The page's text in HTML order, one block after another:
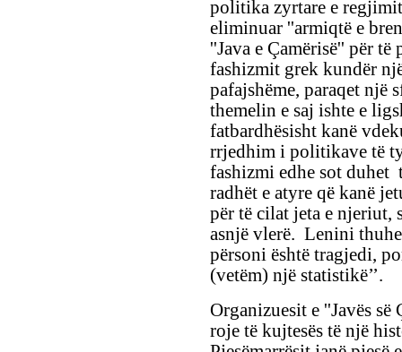
politika zyrtare e
eliminuar ''armiqtë e
''Java e Çamërisë'' për
fashizmit grek kundër
pafajshëme, paraqet një
themelin e saj ishte e
fatbardhësisht kanë
rrjedhim i politikave të
fashizmi edhe sot duhet
radhët e atyre që kanë
për të cilat jeta e njeriut,
asnjë vlerë. Lenini
përsoni është tragjedi,
(vetëm) një statistikë’’.
Organizuesit e ''Javës
roje të kujtesës të një